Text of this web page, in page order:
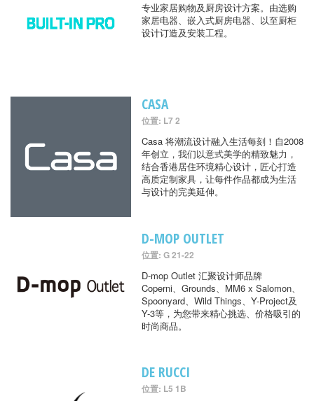
专业家居购物及厨房设计方案。由选购
家居电器、嵌入式厨房电器、以至厨柜
设计订造及安装工程。
CASA
位置: L7 2
Casa 将潮流设计融入生活每刻！自2008
年创立，我们以意式美学的精致魅力，
结合香港居住环境精心设计，匠心打造
高质定制家具，让每件作品都成为生活
与设计的完美延伸。
D-MOP OUTLET
位置: G 21-22
D-mop Outlet 汇聚设计师品牌
Coperni、Grounds、MM6 x Salomon、
Spoonyard、Wild Things、Y-Project及
Y-3等，为您带来精心挑选、价格吸引的
时尚商品。
DE RUCCI
位置: L5 1B